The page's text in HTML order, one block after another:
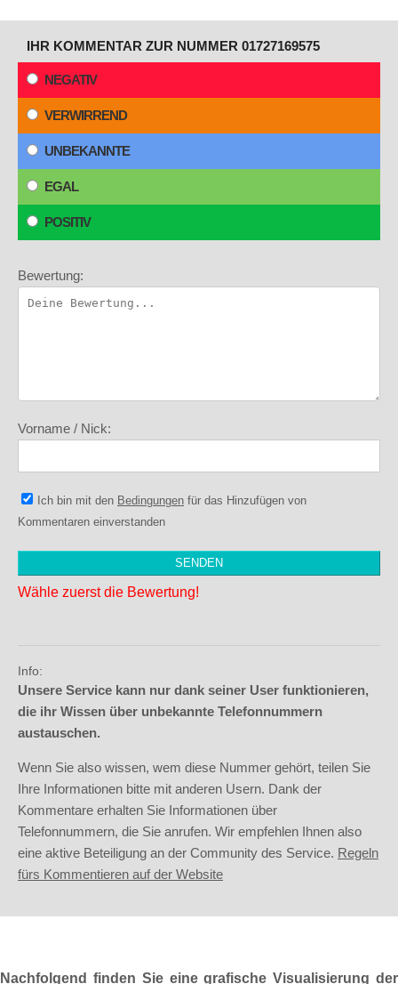
IHR KOMMENTAR ZUR NUMMER 01727169575
NEGATIV
VERWIRREND
UNBEKANNTE
EGAL
POSITIV
Bewertung:
Vorname / Nick:
Ich bin mit den Bedingungen für das Hinzufügen von
Kommentaren einverstanden
Wähle zuerst die Bewertung!
Info:
Unsere Service kann nur dank seiner User funktionieren,
die ihr Wissen über unbekannte Telefonnummern
austauschen.
Wenn Sie also wissen, wem diese Nummer gehört, teilen Sie
Ihre Informationen bitte mit anderen Usern. Dank der
Kommentare erhalten Sie Informationen über
Telefonnummern, die Sie anrufen. Wir empfehlen Ihnen also
eine aktive Beteiligung an der Community des Service. Regeln
fürs Kommentieren auf der Website
Nachfolgend finden Sie eine grafische Visualisierung der